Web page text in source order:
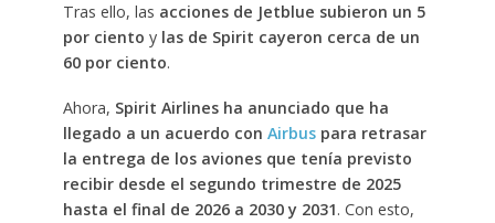
Tras ello, las acciones de Jetblue subieron un 5
por ciento y las de Spirit cayeron cerca de un
60 por ciento.
Ahora, Spirit Airlines ha anunciado que ha
llegado a un acuerdo con Airbuspara retrasar
la entrega de los aviones que tenía previsto
recibir desde el segundo trimestre de 2025
hasta el final de 2026 a 2030 y 2031. Con esto,